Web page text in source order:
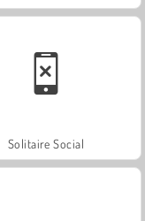
Solitaire Social